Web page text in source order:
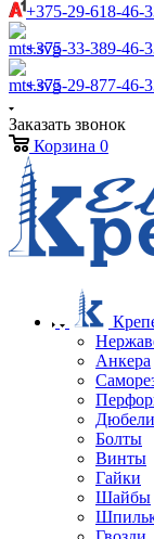
+375-29-618-46-
+375-33-389-46-
+375-29-877-46-
Заказать звонок
Корзина 0
Анкера
Болты
Винты
Гайки
Шайбы